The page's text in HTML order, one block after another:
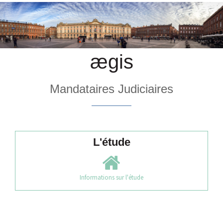
ægis
Mandataires Judiciaires
L'étude
Informations sur l'étude